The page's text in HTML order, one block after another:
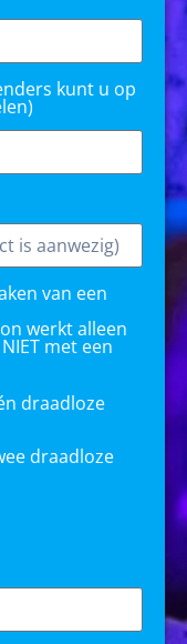
kunt u op
van een
werkt alleen
met een
draadloze
draadloze